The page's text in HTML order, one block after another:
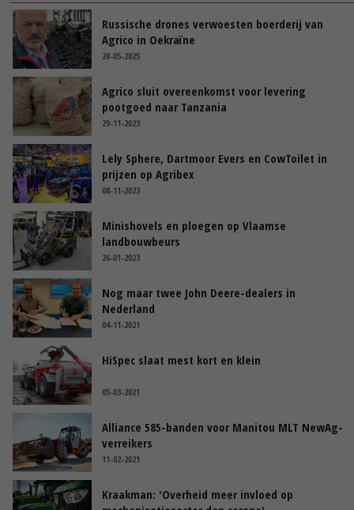
Russische drones verwoesten boerderij van
Agrico in Oekraïne
28-05-2025
Agrico sluit overeenkomst voor levering
pootgoed naar Tanzania
29-11-2023
Lely Sphere, Dartmoor Evers en CowToilet in
prijzen op Agribex
08-11-2023
Minishovels en ploegen op Vlaamse
landbouwbeurs
26-01-2023
Nog maar twee John Deere-dealers in
Nederland
04-11-2021
HiSpec slaat mest kort en klein
05-03-2021
Alliance 585-banden voor Manitou MLT NewAg-
verreikers
11-02-2021
Kraakman: 'Overheid meer invloed op